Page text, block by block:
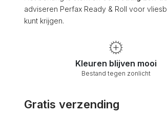
adviseren Perfax Ready & Roll voor
kunt krijgen.
Kleuren blijven mooi
Bestand tegen zonlicht
Gratis verzending